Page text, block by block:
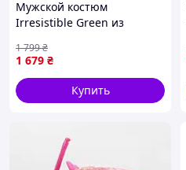
Мужской костюм
Irresistible Green из
эластичным поясом
свободного кроя S 1
1 679 ₴
1 799₴
Купить